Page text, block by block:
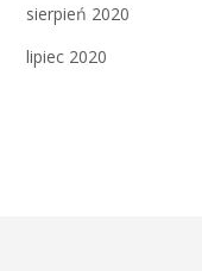
sierpień 2020
lipiec 2020